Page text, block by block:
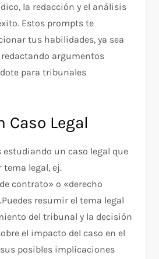
la redacción y el análisis
Estos prompts te
tus habilidades, ya sea
argumentos
para tribunales
Caso Legal
estudiando un caso legal que
legal, ej.
contrato» o «derecho
resumir el tema legal
del tribunal y la decisión
el impacto del caso en el
posibles implicaciones